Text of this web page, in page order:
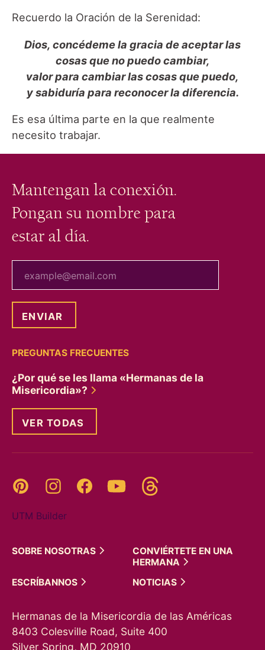
Recuerdo la Oración de la Serenidad:
Dios, concédeme la gracia de aceptar las
cosas que no puedo cambiar,
valor para cambiar las cosas que puedo,
y sabiduría para reconocer la diferencia.
Es esa última parte en la que realmente
necesito trabajar.
Mantengan la conexión.
Pongan su nombre para
estar al día.
PREGUNTAS FRECUENTES
¿Por qué se les llama «Hermanas de la
Misericordia»?
VER TODAS
Pinterest InstagramFacebookYouTube
UTM Builder
SOBRE NOSOTRAS
CONVIÉRTETE EN UNA
HERMANA
ESCRÍBANNOS
NOTICIAS
Hermanas de la Misericordia de las Américas
8403 Colesville Road, Suite 400
Silver Spring, MD 20910